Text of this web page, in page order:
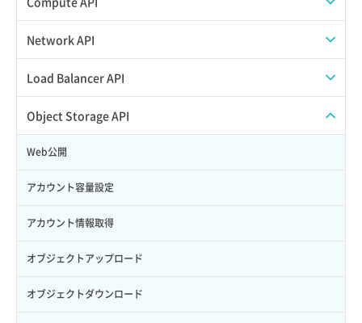
サブユーザーにロールを紐づけ
サブユーザー一覧取得
サブユーザー作成
サブユーザー削除
サブユーザー更新
サブユーザー詳細取得
トークン発行
スナップショット削除
スナップショット詳細取得（アイテム指定）
バックアップリストア
バックアップ一覧取得
バックアップ詳細一覧取得
バックアップ詳細取得
ボリュームイメージ保存
ISOイメージ作成
イメージ一覧取得
ISOイメージ挿入/排出
SSHキーペア一覧取得
SSHキーペア作成
SSHキーペア削除
SSHキーペア詳細取得
アタッチ済みポート一覧取得
アタッチ済みポート詳細取得
アタッチ済みボリューム一覧
Network API
QoSポリシー一覧取得
QoSポリシー詳細取得
サブネット一覧取得
サブネット作成（ローカルネットワーク用）
サブネット削除（ローカルネットワーク用）
サブネット詳細取得
セキュリティグループ ルール一覧取得
Load Balancer API
プール一覧取得
プール作成
プール削除
プール更新
プール詳細取得
ヘルスモニタ一覧取得
Object Storage API
Web公開
アカウント容量設定
アカウント情報取得
オブジェクトアップロード
オブジェクトダウンロード